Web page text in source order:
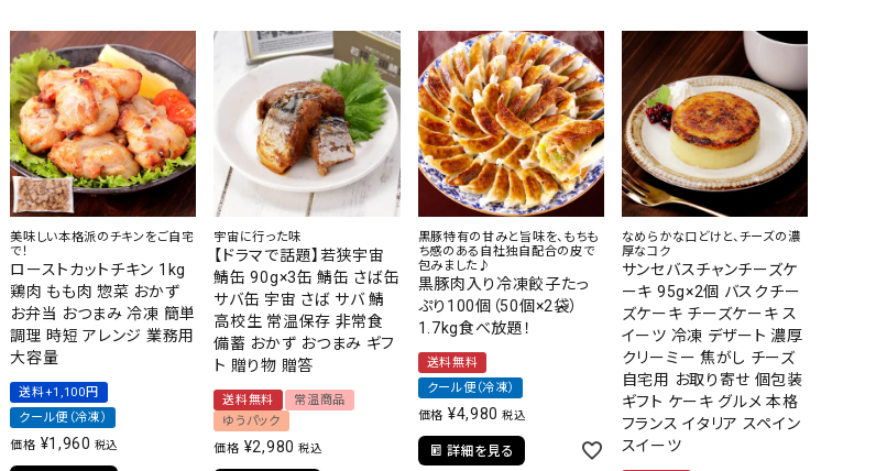
美味しい本格派のチキンをご自宅
で！
ローストカットチキン 1kg
鶏肉 もも肉 惣菜 おかず
お弁当 おつまみ 冷凍 簡単
調理 時短 アレンジ 業務用
大容量
送料+1,100円
クール便（冷凍）
価格 ¥1,960 税込
宇宙に行った味
【ドラマで話題】若狭宇宙
鯖缶 90g×3缶 鯖缶 さば缶
サバ缶 宇宙 さば サバ 鯖
高校生 常温保存 非常食
備蓄 おかず おつまみ ギフ
ト 贈り物 贈答
送料無料
常温商品
ゆうパック
価格 ¥2,980 税込
黒豚特有の甘みと旨味を、もちも
ち感のある自社独自配合の皮で
包みました♪
黒豚肉入り冷凍餃子たっ
ぷり100個（50個×2袋）
1.7kg食べ放題！
送料無料
クール便（冷凍）
価格 ¥4,980 税込
詳細を見る
なめらかな口どけと、チーズの濃
厚なコク
サンセバスチャンチーズケ
ーキ 95g×2個 バスクチー
ズケーキ チーズケーキ ス
イーツ 冷凍 デザート 濃厚
クリーミー 焦がし チーズ
自宅用 お取り寄せ 個包装
ギフト ケーキ グルメ 本格
フランス イタリア スペイン
スイーツ